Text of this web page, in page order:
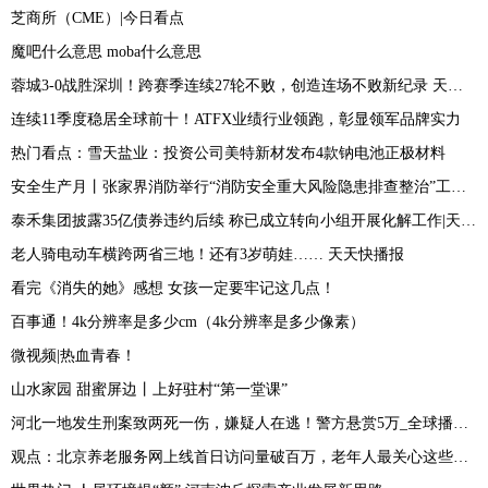
芝商所（CME）|今日看点
魔吧什么意思 moba什么意思
蓉城3-0战胜深圳！跨赛季连续27轮不败，创造连场不败新纪录 天天热点评
连续11季度稳居全球前十！ATFX业绩行业领跑，彰显领军品牌实力
热门看点：雪天盐业：投资公司美特新材发布4款钠电池正极材料
安全生产月丨张家界消防举行“消防安全重大风险隐患排查整治”工作新闻发布会
泰禾集团披露35亿债券违约后续 称已成立转向小组开展化解工作|天天即时
老人骑电动车横跨两省三地！还有3岁萌娃…… 天天快播报
看完《消失的她》感想 女孩一定要牢记这几点！
百事通！4k分辨率是多少cm（4k分辨率是多少像素）
微视频|热血青春！
山水家园 甜蜜屏边丨上好驻村“第一堂课”
河北一地发生刑案致两死一伤，嫌疑人在逃！警方悬赏5万_全球播资讯
观点：北京养老服务网上线首日访问量破百万，老年人最关心这些问题